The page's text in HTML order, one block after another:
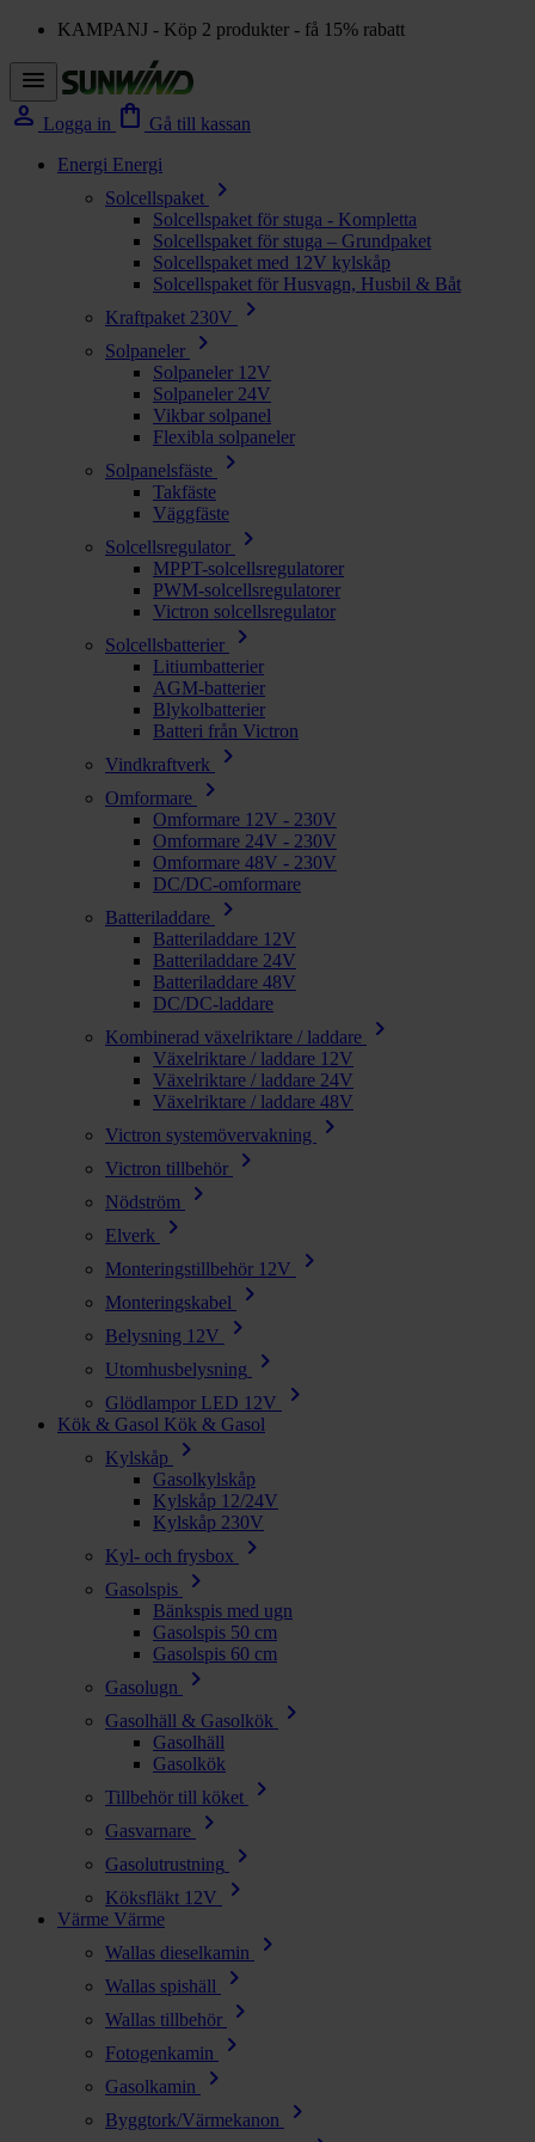
KAMPANJ - Köp 2 produkter - få 15% rabatt
menu
person Logga in shopping_bag Gå till kassan
Energi Energi
Solcellspaket
chevron_right
Solcellspaket för stuga - Kompletta
Solcellspaket för stuga – Grundpaket
Solcellspaket med 12V kylskåp
Solcellspaket för Husvagn, Husbil & Båt
Kraftpaket 230V
chevron_right
Solpaneler chevron_right
Solpaneler 12V
Solpaneler 24V
Vikbar solpanel
Flexibla solpaneler
Solpanelsfäste
chevron_right
Takfäste
Väggfäste
Solcellsregulator
chevron_right
MPPT-solcellsregulatorer
PWM-solcellsregulatorer
Victron solcellsregulator
Solcellsbatterier
chevron_right
Litiumbatterier
AGM-batterier
Blykolbatterier
Batteri från Victron
Vindkraftverk
chevron_right
Omformare chevron_right
Omformare 12V - 230V
Omformare 24V - 230V
Omformare 48V - 230V
DC/DC-omformare
Batteriladdare
chevron_right
Batteriladdare 12V
Batteriladdare 24V
Batteriladdare 48V
DC/DC-laddare
Kombinerad växelriktare / laddare
chevron_right
Växelriktare / laddare 12V
Växelriktare / laddare 24V
Växelriktare / laddare 48V
Victron systemövervakning
chevron_right
Victron tillbehör chevron_right
Nödström chevron_right
Elverk chevron_right
Monteringstillbehör 12V chevron_right
Monteringskabel chevron_right
Belysning 12V chevron_right
Utomhusbelysning chevron_right
Glödlampor LED 12V chevron_right
Kök & Gasol Kök & Gasol
Kylskåp
chevron_right
Gasolkylskåp
Kylskåp 12/24V
Kylskåp 230V
Kyl- och frysbox
chevron_right
Gasolspis chevron_right
Bänkspis med ugn
Gasolspis 50 cm
Gasolspis 60 cm
Gasolugn
chevron_right
Gasolhäll & Gasolkök chevron_right
Gasolhäll
Gasolkök
Tillbehör till köket
chevron_right
Gasvarnare chevron_right
Gasolutrustning chevron_right
Köksfläkt 12V chevron_right
Värme Värme
Wallas dieselkamin
chevron_right
Wallas spishäll chevron_right
Wallas tillbehör chevron_right
Fotogenkamin chevron_right
Gasolkamin chevron_right
Byggtork/Värmekanon chevron_right